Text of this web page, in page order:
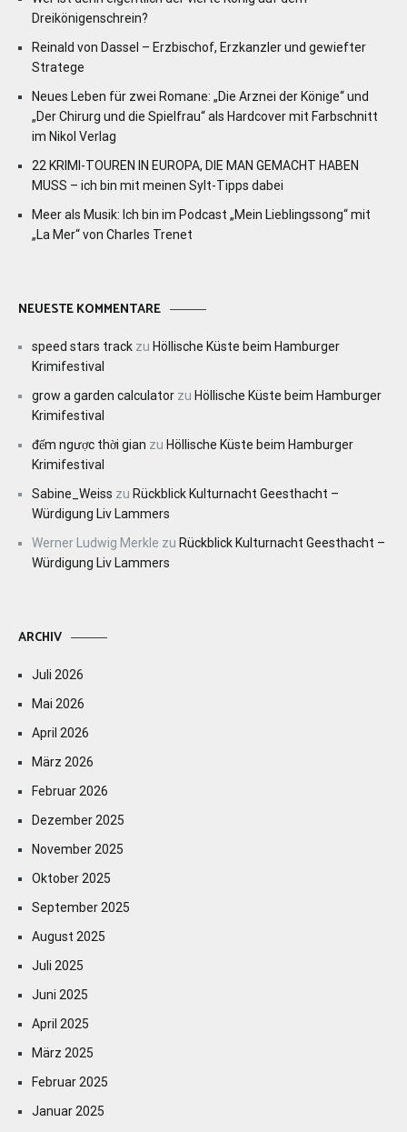
Dreikönigenschrein?
Reinald von Dassel – Erzbischof, Erzkanzler und gewiefter
Stratege
Neues Leben für zwei Romane: „Die Arznei der Könige“ und
„Der Chirurg und die Spielfrau“ als Hardcover mit Farbschnitt
im Nikol Verlag
22 KRIMI-TOUREN IN EUROPA, DIE MAN GEMACHT HABEN
MUSS – ich bin mit meinen Sylt-Tipps dabei
Meer als Musik: Ich bin im Podcast „Mein Lieblingssong“ mit
„La Mer“ von Charles Trenet
NEUESTE KOMMENTARE
speed stars track zu Höllische Küste beim Hamburger
Krimifestival
grow a garden calculator zu Höllische Küste beim Hamburger
Krimifestival
đếm ngược thời gian zu Höllische Küste beim Hamburger
Krimifestival
Sabine_Weiss zu Rückblick Kulturnacht Geesthacht –
Würdigung Liv Lammers
Werner Ludwig Merkle zu Rückblick Kulturnacht Geesthacht –
Würdigung Liv Lammers
ARCHIV
Juli 2026
Mai 2026
April 2026
März 2026
Februar 2026
Dezember 2025
November 2025
Oktober 2025
September 2025
August 2025
Juli 2025
Juni 2025
April 2025
März 2025
Februar 2025
Januar 2025